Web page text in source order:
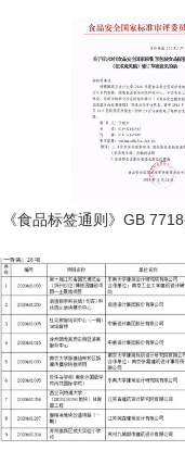
策划与公关服务的
《食品标签通则》GB
照表视角解析项目策划与
径